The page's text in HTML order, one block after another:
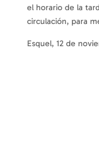
el horario de la
circulación, para
Esquel, 12 de